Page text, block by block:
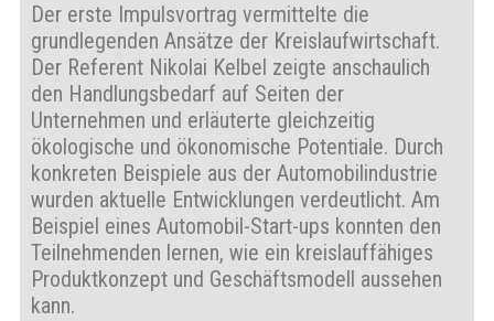
Der erste Impulsvortrag vermittelte die
grundlegenden Ansätze der Kreislaufwirtschaft.
Der Referent Nikolai Kelbel zeigte anschaulich
den Handlungsbedarf auf Seiten der
Unternehmen und erläuterte gleichzeitig
ökologische und ökonomische Potentiale. Durch
konkreten Beispiele aus der Automobilindustrie
wurden aktuelle Entwicklungen verdeutlicht. Am
Beispiel eines Automobil-Start-ups konnten den
Teilnehmenden lernen, wie ein kreislauffähiges
Produktkonzept und Geschäftsmodell aussehen
kann.